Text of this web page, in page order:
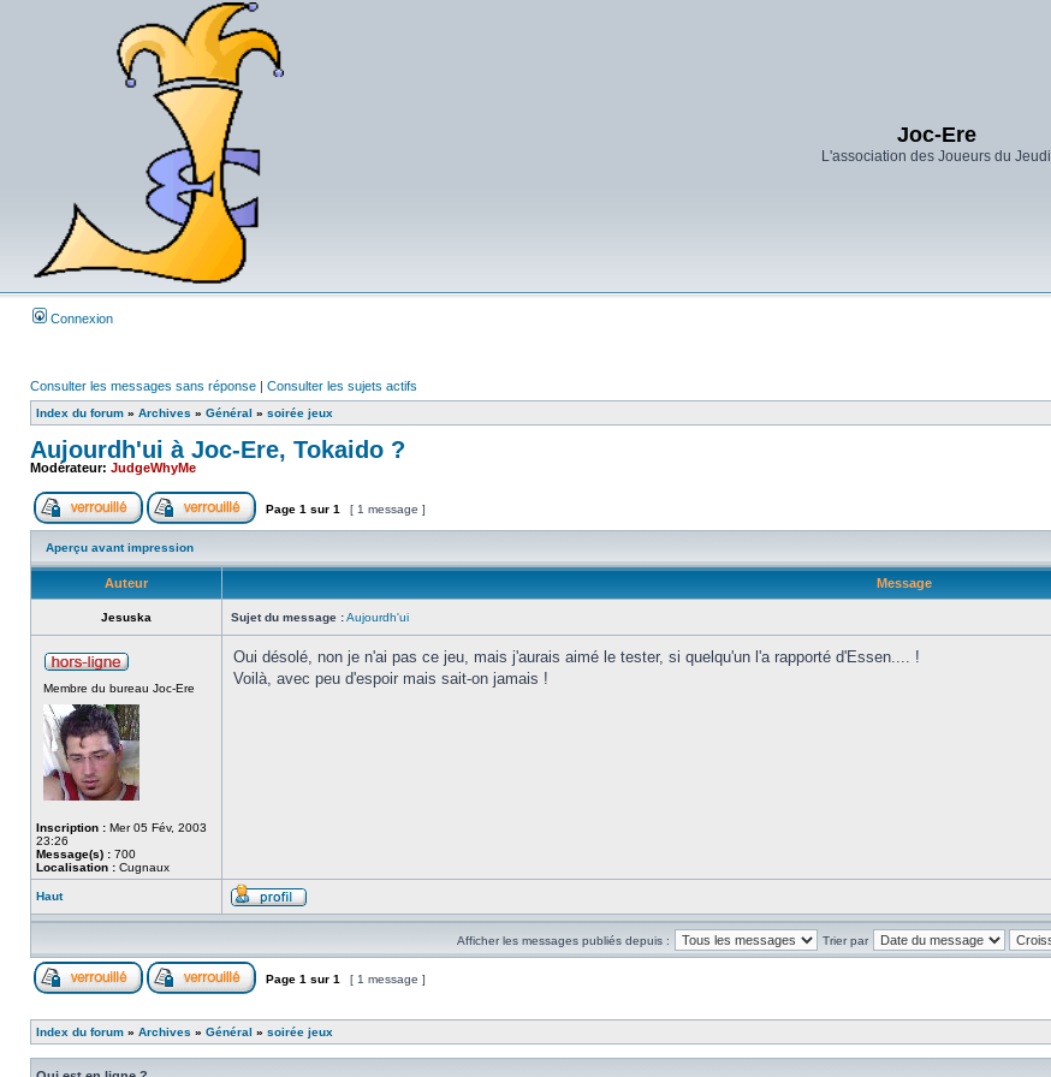
Joc-Ere
L'association des Joueurs du Jeudi
Connexion
Consulter les messages sans réponse | Consulter les sujets actifs
Index du forum » Archives » Général » soirée jeux
Aujourdh'ui à Joc-Ere, Tokaido ?
Modérateur: JudgeWhyMe
Page 1 sur 1 [ 1 message ]
Aperçu avant impression
Auteur Message
Jesuska Sujet du message :Aujourdh'ui
Membre du bureau Joc-Ere
Inscription : Mer 05 Fév, 2003
23:26
Message(s) : 700
Localisation : Cugnaux
Oui désolé, non je n'ai pas ce jeu, mais j'aurais aimé le tester, si quelqu'un l'a rapporté d'Essen.... !
Voilà, avec peu d'espoir mais sait-on jamais !
Haut
Afficher les messages publiés depuis : Trier par
Page 1 sur 1 [ 1 message ]
Index du forum » Archives » Général » soirée jeux